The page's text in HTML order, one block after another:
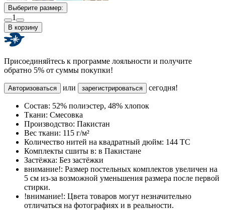
Выберите размер:
1
В корзину
Присоединяйтесь к программе лояльности и получите
обратно 5% от суммы покупки!
Авторизоваться или зарегистрироваться сегодня!
Состав: 52% полиэстер, 48% хлопок
Ткани: Смесовка
Производство: Пакистан
Вес ткани: 115 г/м²
Количество нитей на квадратный дюйм: 144 TC
Комплекты сшиты в: в Пакистане
Застёжка: Без застёжки
внимание!: Размер постельных комплектов увеличен на
5 см из-за возможной уменьшения размера после первой
стирки.
!внимание!: Цвета товаров могут незначительно
отличаться на фотографиях и в реальности.